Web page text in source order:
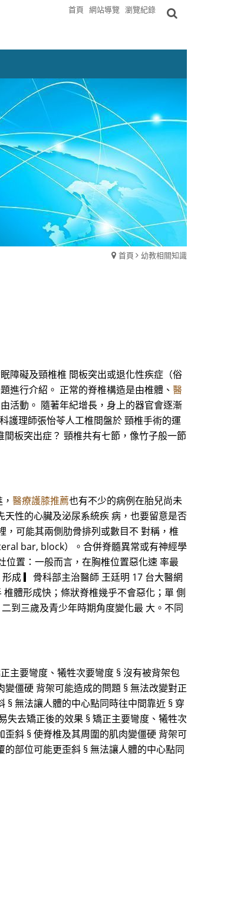
首頁 網站導覽 瀏覽紀錄
首頁 幼教相關知識
障礙及頸椎椎 間板突出或退化性疾症（俗
進行介紹。 正常的脊椎構造是由椎體、 醫
活動。 隨著年紀增長，身上的器官會逐漸
護理師張怡苓人工椎間盤於 頸椎手術的運
板突出症？ 頸椎共有七節，像竹子般一節
醫療護膝推薦也有不少的病例在胎兒尚未
性的心臟及泌尿系統疾 病，也要留意是否
，可能其兩側肋骨排列或數目不 對稱，椎
bar, block）。合併脊髓異常或有神經學
置：一般而言，在胸椎位置惡化速 率最
成 ▎骨科部主治醫師 王廷明 17 台大醫網
體形成快；條狀脊椎幾乎不會惡化；單 側
到三歲及青少年時期角度變化最 大。不同
主要彎度、犧牲次要彎度 § 沒有被背架包
僵硬 背架可能造成的問題 § 無法改變對正
§ 無法讓人體的中心點同時往中間靠近 § 穿
失去矯正後的效果 § 矯正主要彎度、犧牲次
斜 § 使脊椎及其周圍的肌肉變僵硬 背架可
部位可能更歪斜 § 無法讓人體的中心點同